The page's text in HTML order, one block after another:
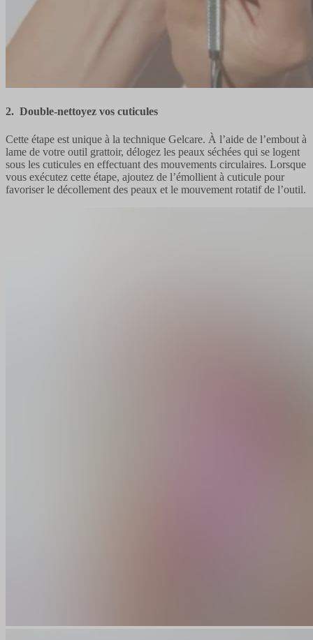
2. Double-nettoyez vos cuticules
Cette étape est unique à la technique Gelcare. À l’aide de l’embout à
lame de votre outil grattoir, délogez les peaux séchées qui se logent
sous les cuticules en effectuant des mouvements circulaires. Lorsque
vous exécutez cette étape, ajoutez de l’émollient à cuticule pour
favoriser le décollement des peaux et le mouvement rotatif de l’outil.